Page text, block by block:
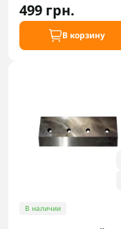
499 грн.
В корзину
В наличии